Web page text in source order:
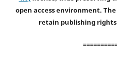
open access environment.
retain publishing